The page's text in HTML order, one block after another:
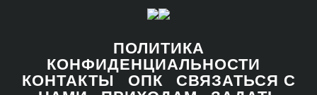
ПОЛИТИКА
КОНФИДЕНЦИАЛЬНОСТИ
КОНТАКТЫ
ОПК
СВЯЗАТЬСЯ С